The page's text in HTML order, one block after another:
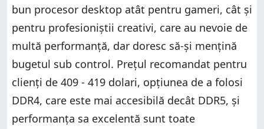
bun procesor desktop atât pentru gameri, cât și
pentru profesioniștii creativi, care au nevoie de
multă performanță, dar doresc să-și mențină
bugetul sub control. Prețul recomandat pentru
clienți de 409 - 419 dolari, opțiunea de a folosi
DDR4, care este mai accesibilă decât DDR5, și
performanța sa excelentă sunt toate